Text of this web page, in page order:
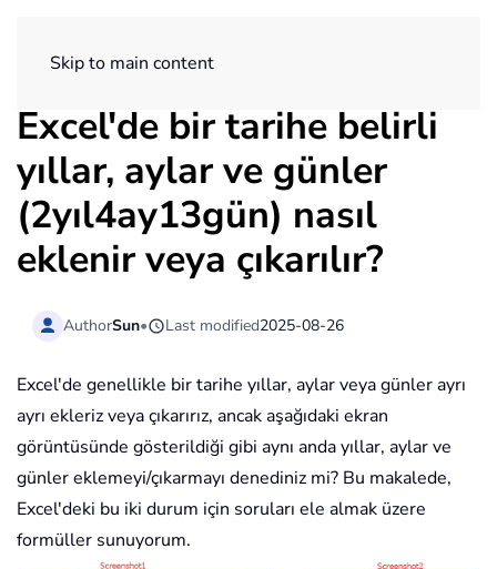
Skip to main content
Excel'de bir tarihe belirli
yıllar, aylar ve günler
(2yıl4ay13gün) nasıl
eklenir veya çıkarılır?
AuthorSun• Last modified2025-08-26
Excel'de genellikle bir tarihe yıllar, aylar veya günler ayrı
ayrı ekleriz veya çıkarırız, ancak aşağıdaki ekran
görüntüsünde gösterildiği gibi aynı anda yıllar, aylar ve
günler eklemeyi/çıkarmayı denediniz mi? Bu makalede,
Excel'deki bu iki durum için soruları ele almak üzere
formüller sunuyorum.